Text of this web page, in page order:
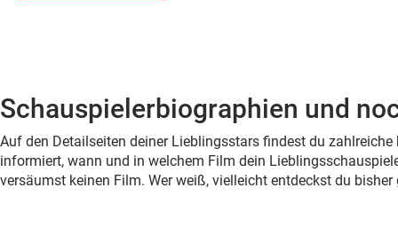
Schauspielerbiographien und
Auf den Detailseiten deiner Lieblingsstars findest du
informiert, wann und in welchem Film dein
versäumst keinen Film. Wer weiß, vielleicht entdeckst du